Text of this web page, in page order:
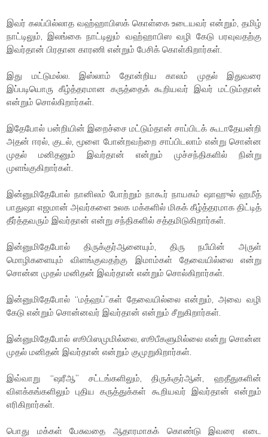
இவர் கலப்பில்லாத வஹ்ஹாபிஸக் கொள்கை உடையவர் என்றும், தமிழ்
நாட்டிலும், இலங்கை நாட்டிலும் வஹ்ஹாபிஸ வழி கேடு பரவுவதற்கு
இவர்தான் பிரதான காரணி என்றும் பேசிக் கொள்கிறார்கள்.
இது மட்டுமல்ல. இஸ்லாம் தோன்றிய காலம் முதல் இதுவரை
இப்படியொரு கீழ்த்தரமான கருத்தைக் கூறியவர் இவர் மட்டும்தான்
என்றும் சொல்கிறார்கள்.
இதேபோல் பன்றியின் இறைச்சை மட்டும்தான் சாப்பிடக் கூடாதேயன்றி
அதன் ஈரல், குடல், மூளை போன்றவற்றை சாப்பிடலாம் என்று சொன்ன
முதல் மனிதனும் இவர்தான் என்றும் முச்சந்திகளில் நின்று
முளங்குகிறார்கள்.
இன்னுமிதேபோல் நானிலம் போற்றும் நாகூர் நாயகம் ஷாஹுல் ஹமீத்
பாதுஷா எஜமான் அவர்களை உலக மக்களில் மிகக் கீழ்த்தரமாக திட்டித்
தீர்த்தவரும் இவர்தான் என்று சந்திகளில் சத்தமிடுகிறார்கள்.
இன்னுமிதேபோல் திருக்குர்ஆனையும், திரு நபீயின் அருள்
மொழிகளையும் விளங்குவதற்கு இமாம்கள் தேவையில்லை என்று
சொன்ன முதல் மனிதன் இவர்தான் என்றும் சொல்கிறார்கள்.
இன்னுமிதேபோல் “மத்ஹப்”கள் தேவையில்லை என்றும், அவை வழி
கேடு என்றும் சொன்னவர் இவர்தான் என்றும் சீறுகிறார்கள்.
இன்னுமிதேபோல் ஸூபிஸமுமில்லை, ஸூபீகளுமில்லை என்று சொன்ன
முதல் மனிதன் இவர்தான் என்றும் குமுறுகிறார்கள்.
இவ்வாறு “ஷரீஆ” சட்டங்களிலும், திருக்குர்ஆன், ஹதீதுகளின்
விளக்கங்களிலும் புதிய கருத்துக்கள் கூறியவர் இவர்தான் என்றும்
எரிகிறார்கள்.
பொது மக்கள் பேசுவதை ஆதாரமாகக் கொண்டு இவரை எடை